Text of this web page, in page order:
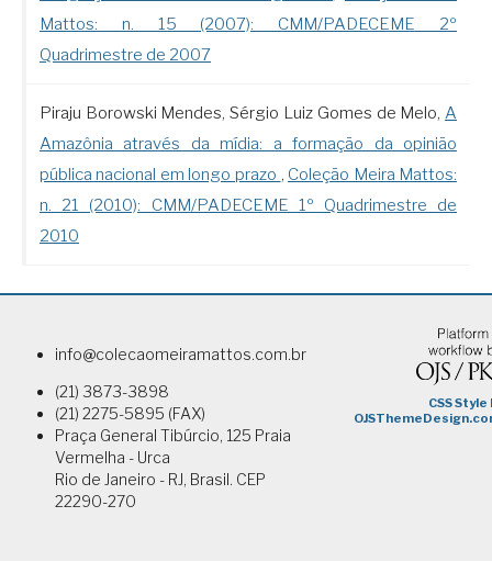
Mattos: n. 15 (2007): CMM/PADECEME 2º
Quadrimestre de 2007
Piraju Borowski Mendes, Sérgio Luiz Gomes de Melo, A
Amazônia através da mídia: a formação da opinião
pública nacional em longo prazo , Coleção Meira Mattos:
n. 21 (2010): CMM/PADECEME 1º Quadrimestre de
2010
info@colecaomeiramattos.com.br
(21) 3873-3898
(21) 2275-5895 (FAX)
Praça General Tibúrcio, 125 Praia
Vermelha - Urca
Rio de Janeiro - RJ, Brasil. CEP
22290-270